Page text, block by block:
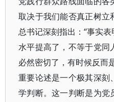
取决于我们能否真正树立
总书记深刻指出：“事实
水平提高了，不等于党同
必然密切了，有时候反而
重要论述是一个极其深刻
学判断。这一判断是为党